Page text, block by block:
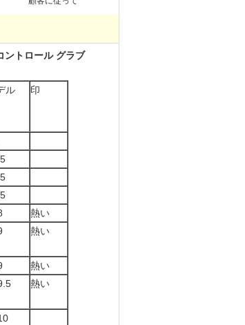
ントロール グラブ
ル
印
熱い
熱い
熱い
熱い